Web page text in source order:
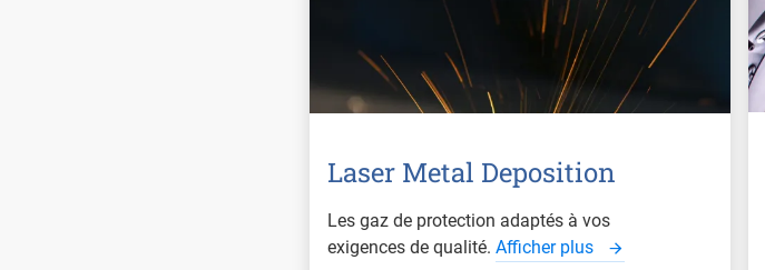
Laser Metal Deposition
Les gaz de protection adaptés à vos
exigences de qualité. Afficher plus